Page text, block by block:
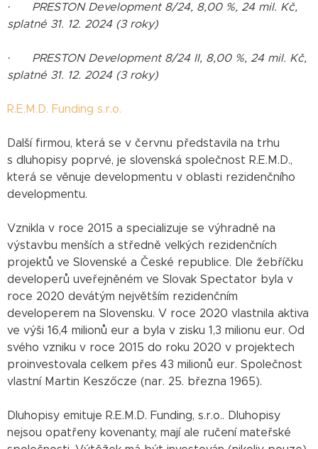
· PRESTON Development 8/24, 8,00 %, 24 mil. Kč,
splatné 31. 12. 2024 (3 roky)
· PRESTON Development 8/24 II, 8,00 %, 24 mil. Kč,
splatné 31. 12. 2024 (3 roky)
R.E.M.D. Funding s.r.o.
Další firmou, která se v červnu představila na trhu
s dluhopisy poprvé, je slovenská společnost R.E.M.D.,
která se věnuje developmentu v oblasti rezidenčního
developmentu.
Vznikla v roce 2015 a specializuje se výhradně na
výstavbu menších a středně velkých rezidenčních
projektů ve Slovenské a České republice. Dle žebříčku
developerů uveřejněném ve Slovak Spectator byla v
roce 2020 devátým největším rezidenčním
developerem na Slovensku. V roce 2020 vlastnila aktiva
ve výši 16,4 milionů eur a byla v zisku 1,3 milionu eur. Od
svého vzniku v roce 2015 do roku 2020 v projektech
proinvestovala celkem přes 43 milionů eur. Společnost
vlastní Martin Keszőcze (nar. 25. března 1965).
Dluhopisy emituje R.E.M.D. Funding, s.r.o.. Dluhopisy
nejsou opatřeny kovenanty, mají ale ručení mateřské